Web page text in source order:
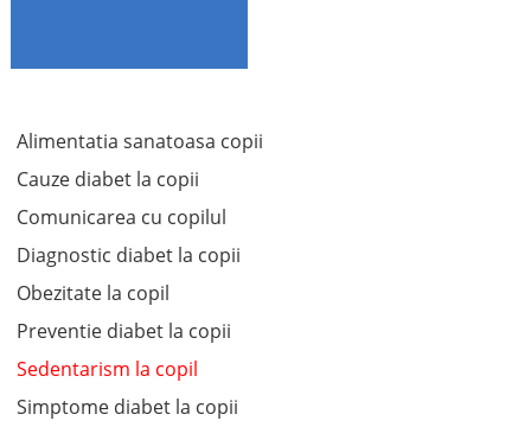
Alimentatia sanatoasa copii
Cauze diabet la copii
Comunicarea cu copilul
Diagnostic diabet la copii
Obezitate la copil
Preventie diabet la copii
Sedentarism la copil
Simptome diabet la copii